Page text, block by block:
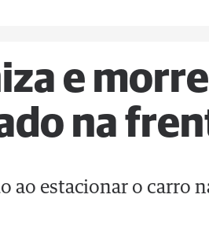
e
na
ao estacionar o carro